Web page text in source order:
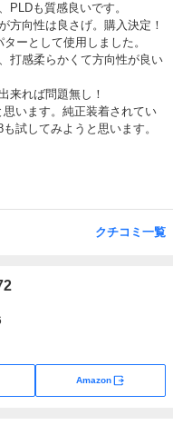
PLDも質感良いです。
方向性は良さげ。購入決定！
ーとして使用しました。
打感柔らかくて方向性が良い
来れば問題無し！
います。純正装着されてい
試してみようと思います。
クチコミ一覧
Amazon